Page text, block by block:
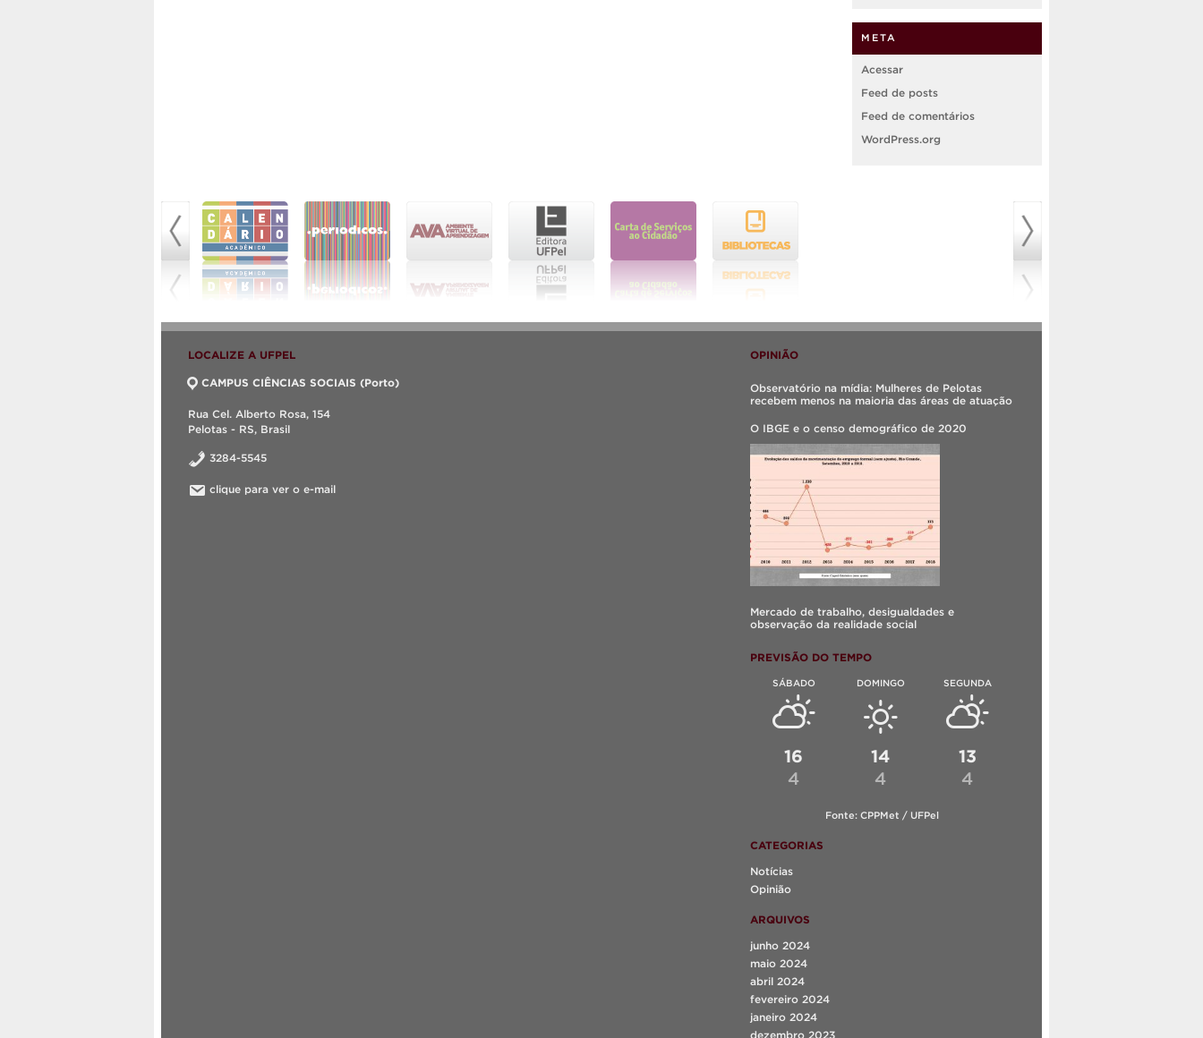
META
Acessar
Feed de posts
Feed de comentários
WordPress.org
LOCALIZE A UFPEL
CAMPUS CIÊNCIAS SOCIAIS (Porto)
Rua Cel. Alberto Rosa, 154
Pelotas - RS, Brasil
3284-5545
clique para ver o e-mail
OPINIÃO
Observatório na mídia: Mulheres de Pelotas
recebem menos na maioria das áreas de atuação
O IBGE e o censo demográfico de 2020
Mercado de trabalho, desigualdades e
observação da realidade social
PREVISÃO DO TEMPO
SÁBADO
16
4
DOMINGO
14
4
SEGUNDA
13
4
Fonte: CPPMet / UFPel
CATEGORIAS
Notícias
Opinião
ARQUIVOS
junho 2024
maio 2024
abril 2024
fevereiro 2024
janeiro 2024
dezembro 2023